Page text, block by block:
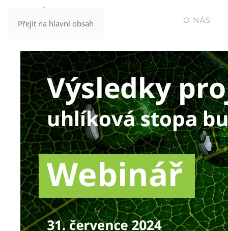
Přejít na hlavní obsah O NÁS